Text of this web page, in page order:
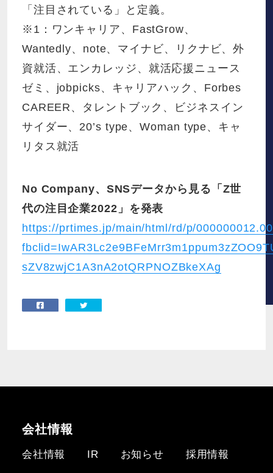
「注目されている」と定義。
※1：ワンキャリア、FastGrow、
Wantedly、note、マイナビ、リクナビ、外
資就活、エンカレッジ、就活応援ニュース
ゼミ、jobpicks、キャリアハック、Forbes
CAREER、タレントブック、ビジネスイン
サイダー、20’s type、Woman type、キャ
リタス就活
No Company、SNSデータから見る「Z世
代の注目企業2022」を発表
https://prtimes.jp/main/html/rd/p/
sZV8zwjC1A3nA2otQRPNOZBkeXAg
会社情報
会社情報 IR お知らせ 採用情報